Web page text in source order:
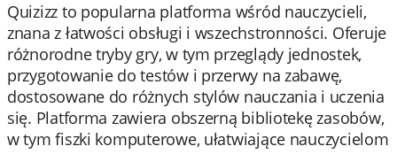
Quizizz to popularna platforma wśród nauczycieli,
znana z łatwości obsługi i wszechstronności. Oferuje
różnorodne tryby gry, w tym przeglądy jednostek,
przygotowanie do testów i przerwy na zabawę,
dostosowane do różnych stylów nauczania i uczenia
się. Platforma zawiera obszerną bibliotekę zasobów,
w tym fiszki komputerowe, ułatwiające nauczycielom